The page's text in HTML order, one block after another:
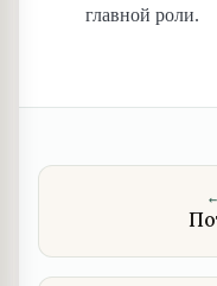
главной роли.